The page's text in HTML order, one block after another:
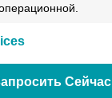
Сейчас